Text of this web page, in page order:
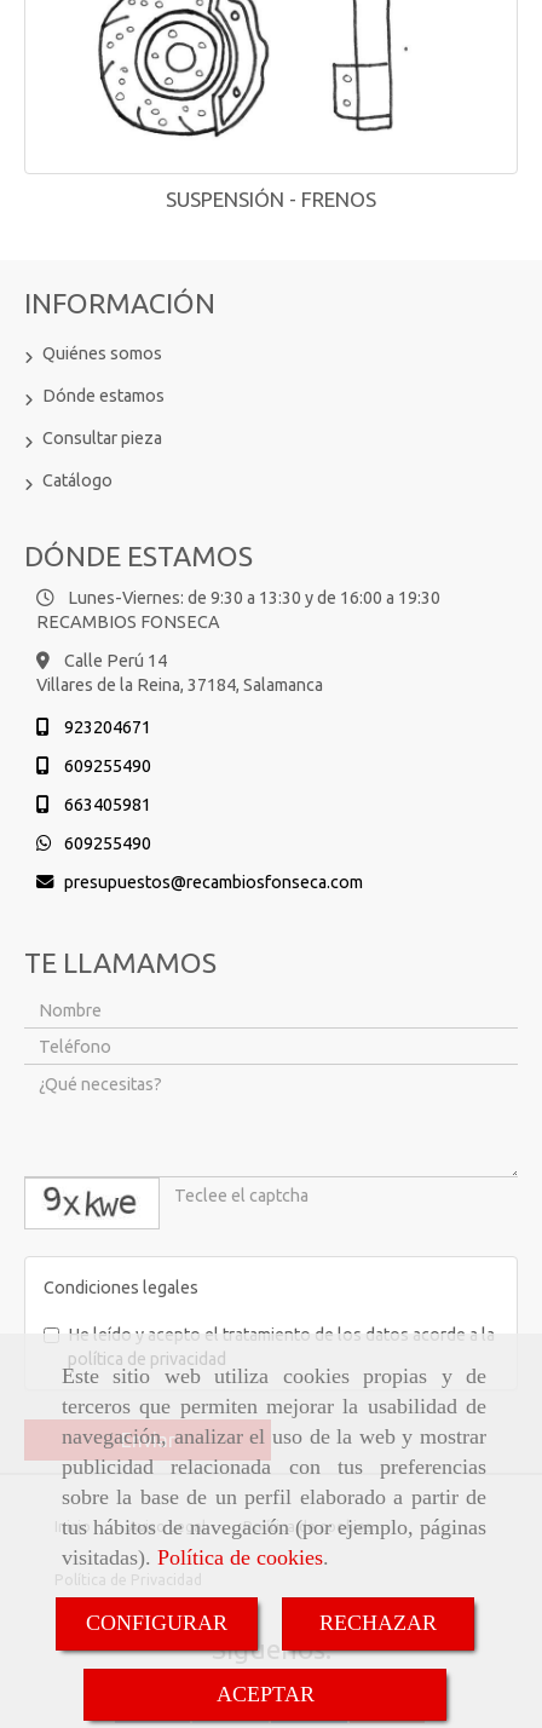
Este sitio web utiliza cookies propias y de
terceros que permiten mejorar la usabilidad de
navegación, analizar el uso de la web y mostrar
publicidad relacionada con tus preferencias
sobre la base de un perfil elaborado a partir de
tus hábitos de navegación (por ejemplo, páginas
visitadas). Política de cookies.
CONFIGURAR RECHAZAR
ACEPTAR
SUSPENSIÓN - FRENOS
INFORMACIÓN
Quiénes somos
Dónde estamos
Consultar pieza
Catálogo
DÓNDE ESTAMOS
Lunes-Viernes: de 9:30 a 13:30 y de 16:00 a 19:30
RECAMBIOS FONSECA
Calle Perú 14
Villares de la Reina, 37184, Salamanca
923204671
609255490
663405981
609255490
presupuestos
recambiosfonseca.com
TE LLAMAMOS
captcha
Condiciones legales
He leído y acepto el tratamiento de los datos acorde a la
política de privacidad
Enviar
Inicio Aviso Legal Política de cookies
Política de Privacidad
Síguenos: